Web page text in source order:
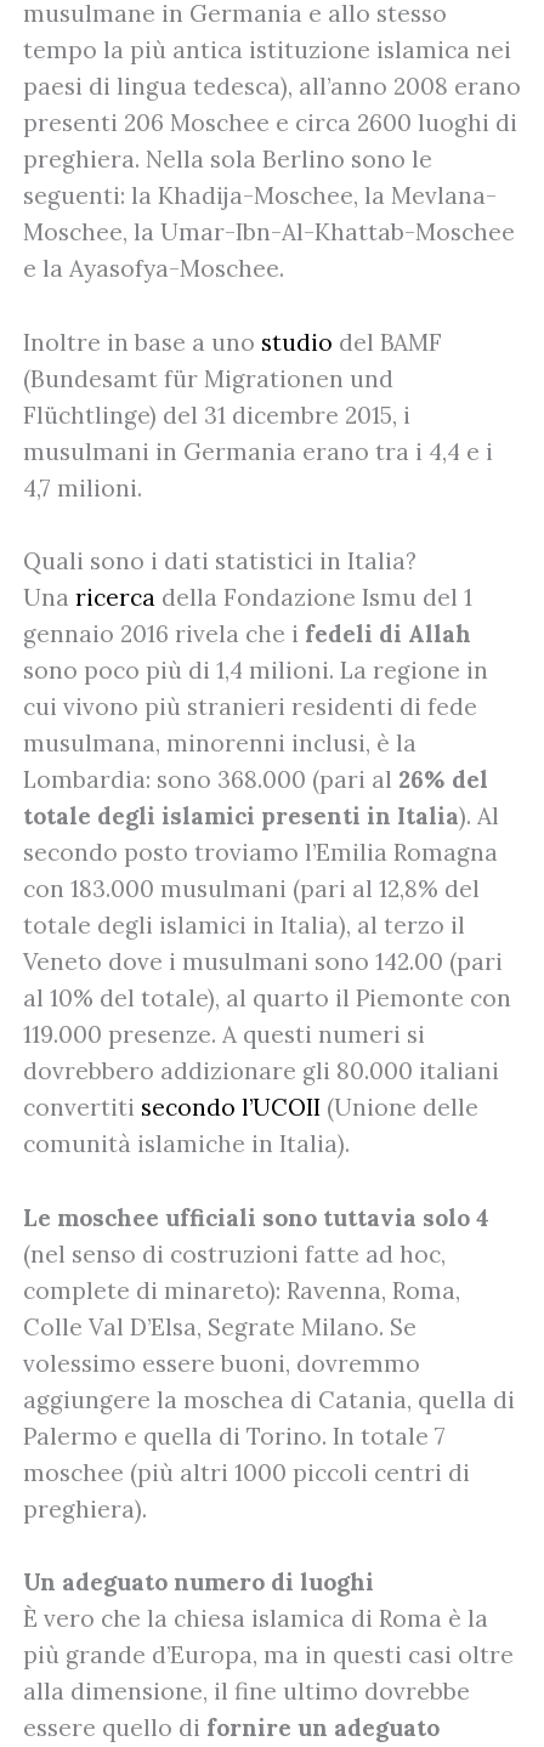
musulmane in Germania e allo stesso
tempo la più antica istituzione islamica nei
paesi di lingua tedesca), all’anno 2008 erano
presenti 206 Moschee e circa 2600 luoghi di
preghiera. Nella sola Berlino sono le
seguenti: la Khadija-Moschee, la Mevlana-
Moschee, la Umar-Ibn-Al-Khattab-Moschee
e la Ayasofya-Moschee.
Inoltre in base a uno studio del BAMF
(Bundesamt für Migrationen und
Flüchtlinge) del 31 dicembre 2015, i
musulmani in Germania erano tra i 4,4 e i
4,7 milioni.
Quali sono i dati statistici in Italia?
Una ricerca della Fondazione Ismu del 1
gennaio 2016 rivela che i fedeli di Allah
sono poco più di 1,4 milioni. La regione in
cui vivono più stranieri residenti di fede
musulmana, minorenni inclusi, è la
Lombardia: sono 368.000 (pari al 26% del
totale degli islamici presenti in Italia). Al
secondo posto troviamo l’Emilia Romagna
con 183.000 musulmani (pari al 12,8% del
totale degli islamici in Italia), al terzo il
Veneto dove i musulmani sono 142.00 (pari
al 10% del totale), al quarto il Piemonte con
119.000 presenze. A questi numeri si
dovrebbero addizionare gli 80.000 italiani
convertiti secondo l’UCOII (Unione delle
comunità islamiche in Italia).
Le moschee ufficiali sono tuttavia solo 4
(nel senso di costruzioni fatte ad hoc,
complete di minareto): Ravenna, Roma,
Colle Val D’Elsa, Segrate Milano. Se
volessimo essere buoni, dovremmo
aggiungere la moschea di Catania, quella di
Palermo e quella di Torino. In totale 7
moschee (più altri 1000 piccoli centri di
preghiera).
Un adeguato numero di luoghi
È vero che la chiesa islamica di Roma è la
più grande d’Europa, ma in questi casi oltre
alla dimensione, il fine ultimo dovrebbe
essere quello di fornire un adeguato